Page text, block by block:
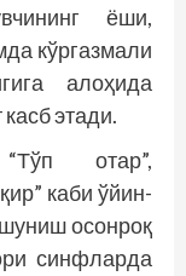
ёши,
кўргазмали
алоҳида
этади.
отар”,
каби ўйин­
осонроқ
синфларда